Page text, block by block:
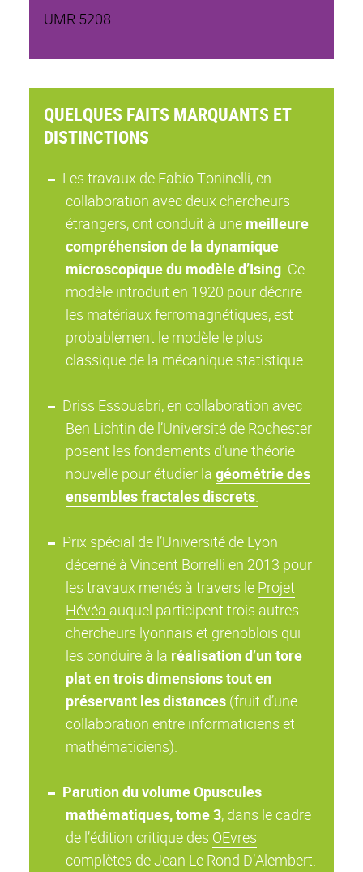
UMR 5208
QUELQUES FAITS MARQUANTS ET
DISTINCTIONS
Les travaux de Fabio Toninelli, en
collaboration avec deux chercheurs
étrangers, ont conduit à une meilleure
compréhension de la dynamique
microscopique du modèle d’Ising. Ce
modèle introduit en 1920 pour décrire
les matériaux ferromagnétiques, est
probablement le modèle le plus
classique de la mécanique statistique.
Driss Essouabri, en collaboration avec
Ben Lichtin de l’Université de Rochester
posent les fondements d’une théorie
nouvelle pour étudier la géométrie des
ensembles fractales discrets.
Prix spécial de l’Université de Lyon
décerné à Vincent Borrelli en 2013 pour
les travaux menés à travers le Projet
Hévéa auquel participent trois autres
chercheurs lyonnais et grenoblois qui
les conduire à la réalisation d’un tore
plat en trois dimensions tout en
préservant les distances (fruit d’une
collaboration entre informaticiens et
mathématiciens).
Parution du volume Opuscules
mathématiques, tome 3, dans le cadre
de l’édition critique des OEvres
complètes de Jean Le Rond D’Alembert.